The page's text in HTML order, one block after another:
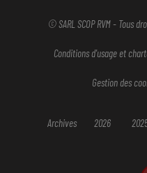
© SARL SCOP RVM - Tous
Conditions d'usage et
Gestion des
Archives 2026